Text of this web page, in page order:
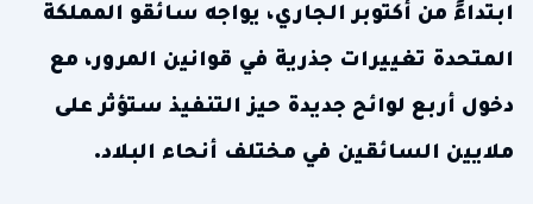
ابتداءً من أكتوبر الجاري، يواجه سائقو المملكة
المتحدة تغييرات جذرية في قوانين المرور، مع
دخول أربع لوائح جديدة حيز التنفيذ ستؤثر على
ملايين السائقين في مختلف أنحاء البلاد.